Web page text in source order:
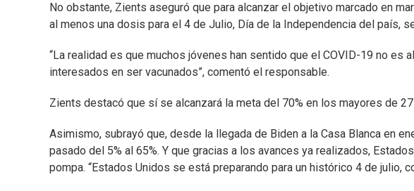
No obstante, Zients aseguró que para alcanzar el objetivo marcado en
al menos una dosis para el 4 de Julio, Día de la Independencia del país,
“La realidad es que muchos jóvenes han sentido que el COVID-19 no es
interesados en ser vacunados”, comentó el responsable.
Zients destacó que sí se alcanzará la meta del 70% en los mayores de
Asimismo, subrayó que, desde la llegada de Biden a la Casa Blanca en
pasado del 5% al 65%. Y que gracias a los avances ya realizados,
pompa. “Estados Unidos se está preparando para un histórico 4 de julio,